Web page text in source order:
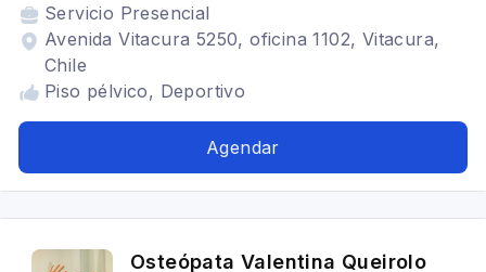
Servicio Presencial
Avenida Vitacura 5250, oficina 1102, Vitacura,
Chile
Piso pélvico, Deportivo
Agendar
Osteópata Valentina Queirolo